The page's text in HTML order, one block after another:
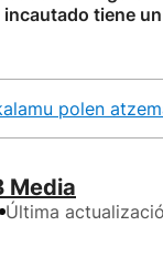
tiene
polen
Media
Última